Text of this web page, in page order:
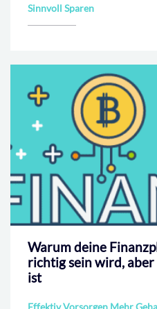
Sinnvoll Sparen
Warum deine
richtig sein wird,
ist
Effektiv Vorsorgen Mehr